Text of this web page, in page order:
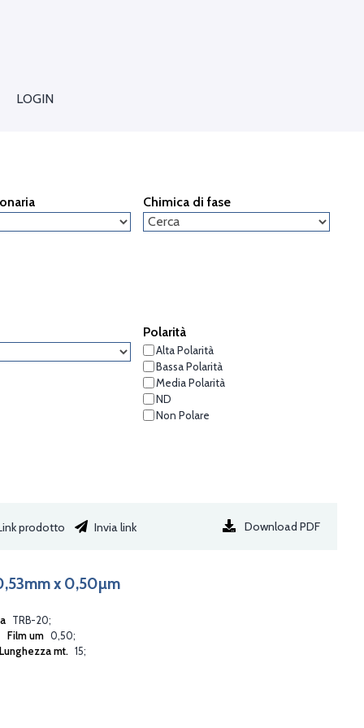
LOGIN
Chimica di fase
Polarità
Alta Polarità
Bassa Polarità
Media Polarità
ND
Non Polare
prodotto Invia link Download PDF
x 0,50µm
TRB-20
Film um 0,50
Lunghezza mt. 15